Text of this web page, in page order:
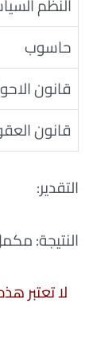
حاسوب
قانون
قانون
التقدير:
النتيجة:
لا تعتبر